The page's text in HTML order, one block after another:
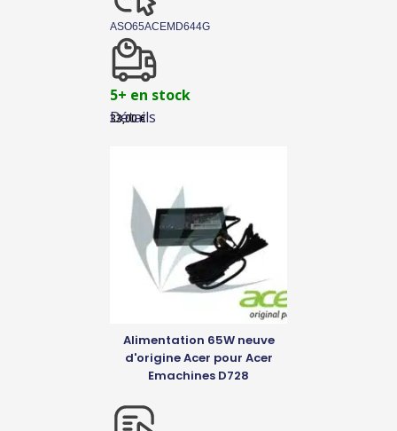
Détails
ASO65ACEMD644G
5+ en stock
33,00€
Alimentation 65W neuve
d'origine Acer pour Acer
Emachines D728